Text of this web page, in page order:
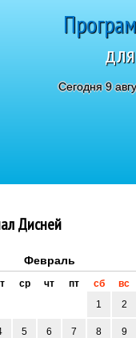
Сегодня 9
Дисней
Февраль
ср чт пт сб
вс
1
2
5 6 7 8 9